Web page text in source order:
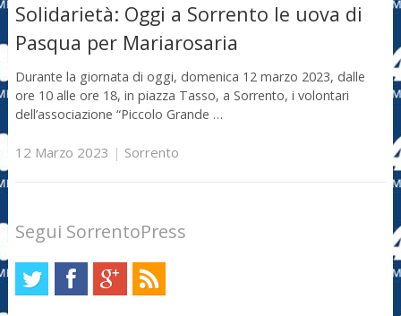
Solidarietà: Oggi a Sorrento le uova di
Pasqua per Mariarosaria
Durante la giornata di oggi, domenica 12 marzo 2023, dalle
ore 10 alle ore 18, in piazza Tasso, a Sorrento, i volontari
dell’associazione “Piccolo Grande …
12 Marzo 2023 | Sorrento
Segui SorrentoPress